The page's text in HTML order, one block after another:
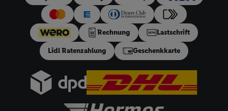
Rechnung Lastschrift
Lidl Ratenzahlung Geschenkkarte
zur Auswahl personalisierter Werbung.
Liste der Partner (Lieferanten)